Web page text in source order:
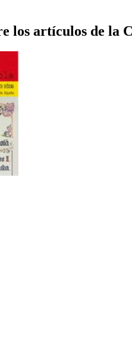
los artículos de la